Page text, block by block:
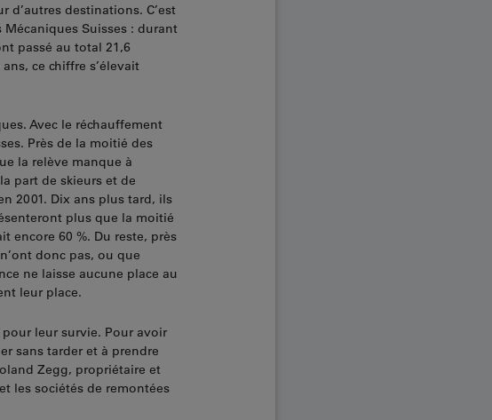
d’autres destinations. C’est
Suisses : durant
passé au total 21,6
ce chiffre s’élevait
Avec le réchauffement
Près de la moitié des
la relève manque à
part de skieurs et de
2001. Dix ans plus tard, ils
plus que la moitié
encore 60 %. Du reste, près
donc pas, ou que
ne laisse aucune place au
leur place.
leur survie. Pour avoir
sans tarder et à prendre
Zegg, propriétaire et
les sociétés de remontées